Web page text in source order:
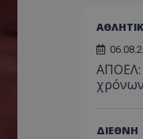
ΑΠΟΕΛ:
ΔΙΕΘΝΗ